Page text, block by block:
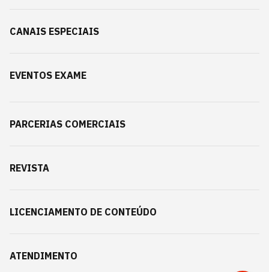
CANAIS ESPECIAIS
EVENTOS EXAME
PARCERIAS COMERCIAIS
REVISTA
LICENCIAMENTO DE CONTEÚDO
ATENDIMENTO